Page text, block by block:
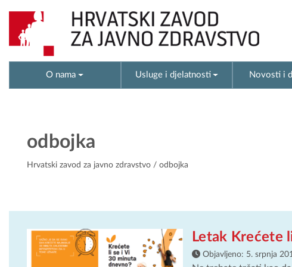
O nama Usluge i djelatnosti Novosti i
odbojka
Hrvatski zavod za javno zdravstvo / odbojka
Letak Krećete
Objavljeno: 5. srpnja